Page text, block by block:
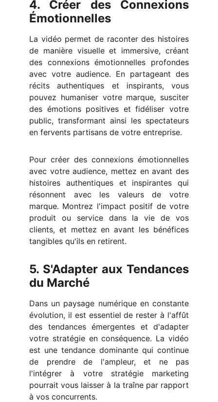
4. Créer des Connexions
Émotionnelles
La vidéo permet de raconter des histoires
de manière visuelle et immersive, créant
des connexions émotionnelles profondes
avec votre audience. En partageant des
récits authentiques et inspirants, vous
pouvez humaniser votre marque, susciter
des émotions positives et fidéliser votre
public, transformant ainsi les spectateurs
en fervents partisans de votre entreprise.
Pour créer des connexions émotionnelles
avec votre audience, mettez en avant des
histoires authentiques et inspirantes qui
résonnent avec les valeurs de votre
marque. Montrez l'impact positif de votre
produit ou service dans la vie de vos
clients, et mettez en avant les bénéfices
tangibles qu'ils en retirent.
5. S'Adapter aux Tendances
du Marché
Dans un paysage numérique en constante
évolution, il est essentiel de rester à l'affût
des tendances émergentes et d'adapter
votre stratégie en conséquence. La vidéo
est une tendance dominante qui continue
de prendre de l'ampleur, et ne pas
l'intégrer à votre stratégie marketing
pourrait vous laisser à la traîne par rapport
à vos concurrents.